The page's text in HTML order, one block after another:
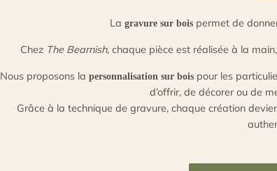
La gravure sur boispermet de
Chez The Bearnish, chaque pièce est réalisée à la
Nous proposons la personnalisation sur bois pour les
d’offrir, de décorer ou de
Grâce à la technique de gravure, chaque création